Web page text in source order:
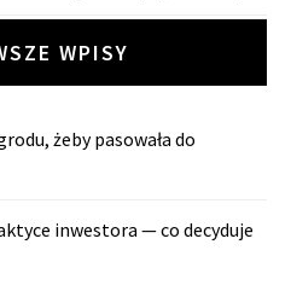
WPISY
żeby pasowała do
inwestora — co decyduje